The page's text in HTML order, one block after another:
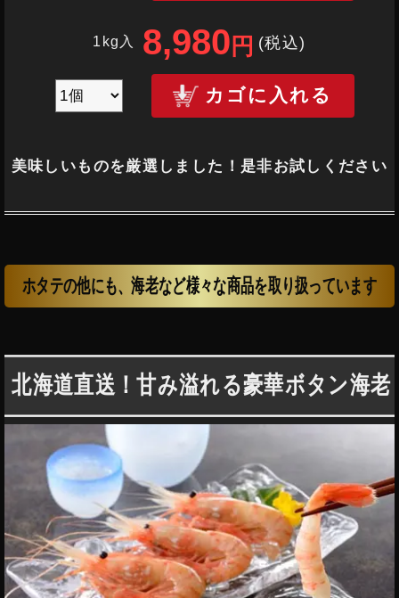
1kg入 8,980 円 (税込)
カゴに入れる
美味しいものを厳選しました！是非お試しください
ホタテの他にも、海老など様々な商品を取り扱っています
北海道直送！甘み溢れる豪華ボタン海老